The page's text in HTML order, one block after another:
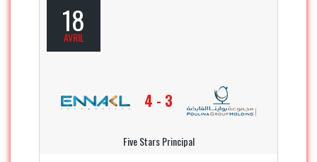
18
AVRIL
4 - 3
Five Stars Principal